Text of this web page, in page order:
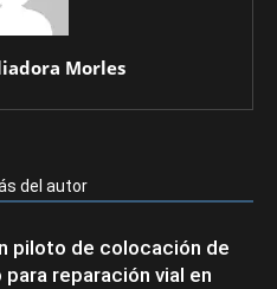
Morles
del autor
piloto de colocación de
reparación vial en